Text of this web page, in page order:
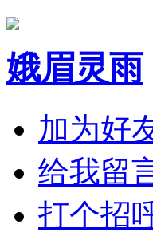
娥眉灵雨
加为好
给我留
打个招